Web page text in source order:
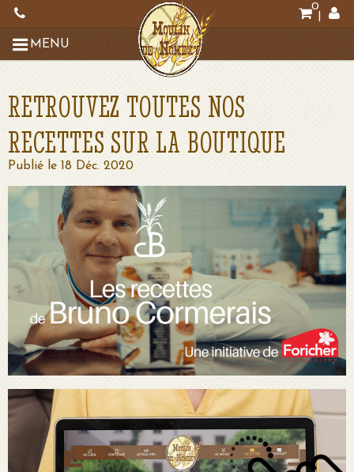
0
MENU
RETROUVEZ TOUTES NOS
RECETTES SUR LA BOUTIQUE
Publié le 18 Déc. 2020